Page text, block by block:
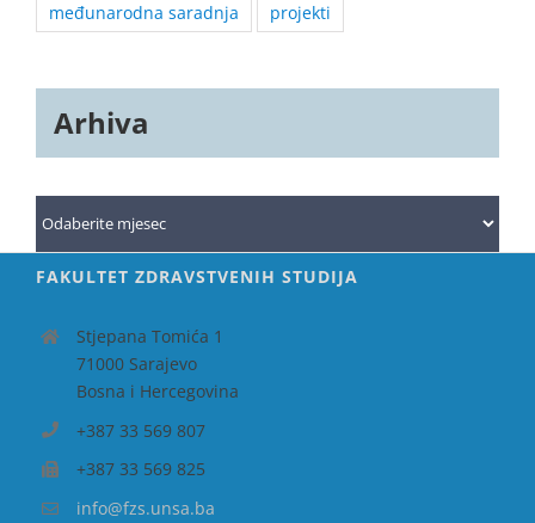
međunarodna saradnja
projekti
Arhiva
Arhiva
FAKULTET ZDRAVSTVENIH STUDIJA
Stjepana Tomića 1
71000 Sarajevo
Bosna i Hercegovina
+387 33 569 807
+387 33 569 825
info@fzs.unsa.ba